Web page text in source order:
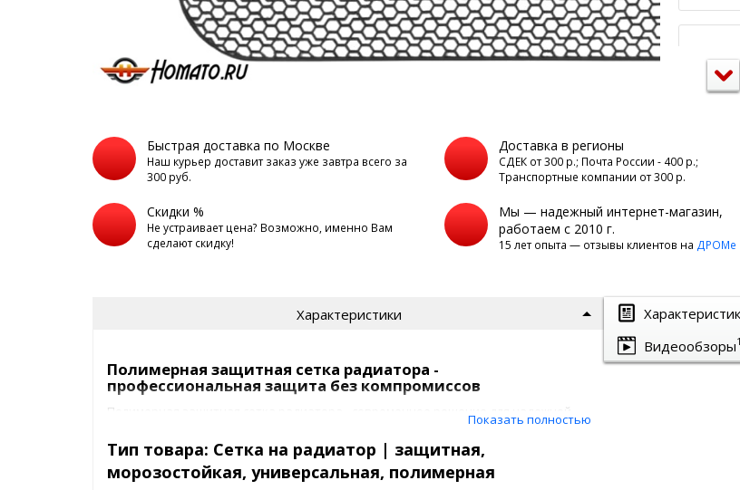
Быстрая доставка по Москве
Наш курьер доставит заказ уже завтра всего за
300 руб.
Доставка в регионы
СДЕК от 300 р.; Почта России - 400 р.;
Транспортные компании от 300 р.
Скидки %
Не устраивает цена? Возможно, именно Вам
сделают скидку!
Мы — надежный интернет-магазин,
работаем с 2010 г.
15 лет опыта — отзывы клиентов на ДРОМе
Видеообзоры1
Характеристики
Полимерная защитная сетка радиатора -
профессиональная защита без компромиссов
Полимерная защитная сетка радиатора - современное решение для надежной
защиты радиатора от камней, насекомых, грязи и дорожного мусора.
Инновационный полимерный материал повышенной прочности не ржавеет, не
имеет острых кромок, безопасен для лакокрасочного покрытия и не мешает
работе бортовой электроники. Производство - Россия.
Показать полностью
Тип товара: Cетка на радиатор | защитная,
морозостойкая, универсальная, полимерная